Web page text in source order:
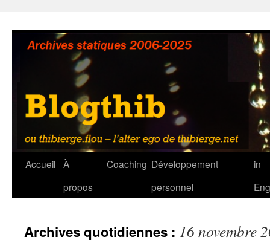
contenu
Accueil À
propos
Coaching Développement
personnel
in
Archives quotidiennes : 16 novembre